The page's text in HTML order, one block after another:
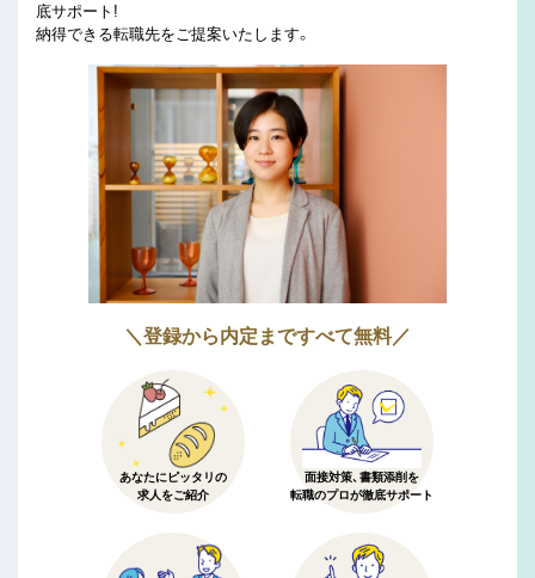
底サポート!
納得できる転職先をご提案いたします。
＼登録から内定まですべて無料／
あなたにピッタリの
求人をご紹介
面接対策、書類添削を
転職のプロが徹底サポート